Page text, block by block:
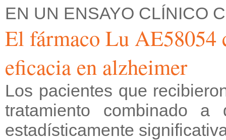
EN UN ENSAYO CLÍNICO
El fármaco Lu
eficacia en alzheimer
Los pacientes que
tratamiento combinado a
estadísticamente